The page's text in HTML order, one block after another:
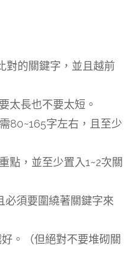
對的關鍵字，並且越前
太長也不要太短。
80~165字左右，且至少
點，並至少置入1~2次關
必須要圍繞著關鍵字來
。（但絕對不要堆砌關